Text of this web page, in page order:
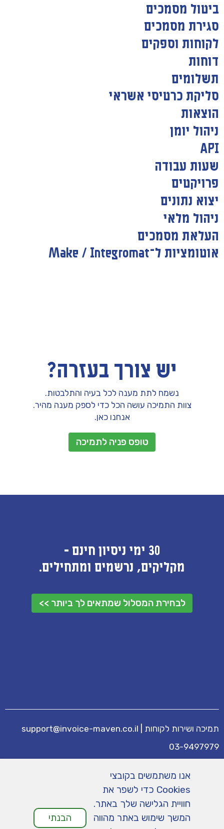
ביטול מסמכים
סגירת מסמכים
לקוחות וספקים
דוחות
תשלומים
סליקת כרטיסי אשראי
הוצאות
ניהול יומן
API
שעות עבודה
פרויקטים
יצוא נתונים
ניהול מלאי
העלאת מסמכים
אוטומציות ל־Make / Integromat
יש צורך בעזרה?
נשמח לתת מענה לכל בעיה והתלבטות.
צוות התמיכה עושה הכל כדי לספק מענה מהיר.
אנחנו כאן.
טופס פניה לתמיכה
30 ימי ניסיון חינם -
מקליקים, נרשמים ומתחילים.
לבחירת המסלול שמתאים לך ביותר >>
תמיכה ושירות לקוחות support@invoice-maven.co.il
03-9497979
תמיכה
הצהרת נגישות
| מדיניות פרטיות
אנו משתמשים בקובצי
Cookies כדי לשפר את
חוויית הגלישה שלך באתר.
המשך שימוש באתר מהווה
הבנתי